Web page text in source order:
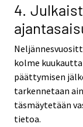
4.
kolme
päättymisen
tarkennetaan
täsmäytetään
tietoa.